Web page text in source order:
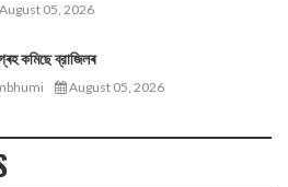
August 05, 2026
কমিছে ব্রাজিলৰ
August 05, 2026